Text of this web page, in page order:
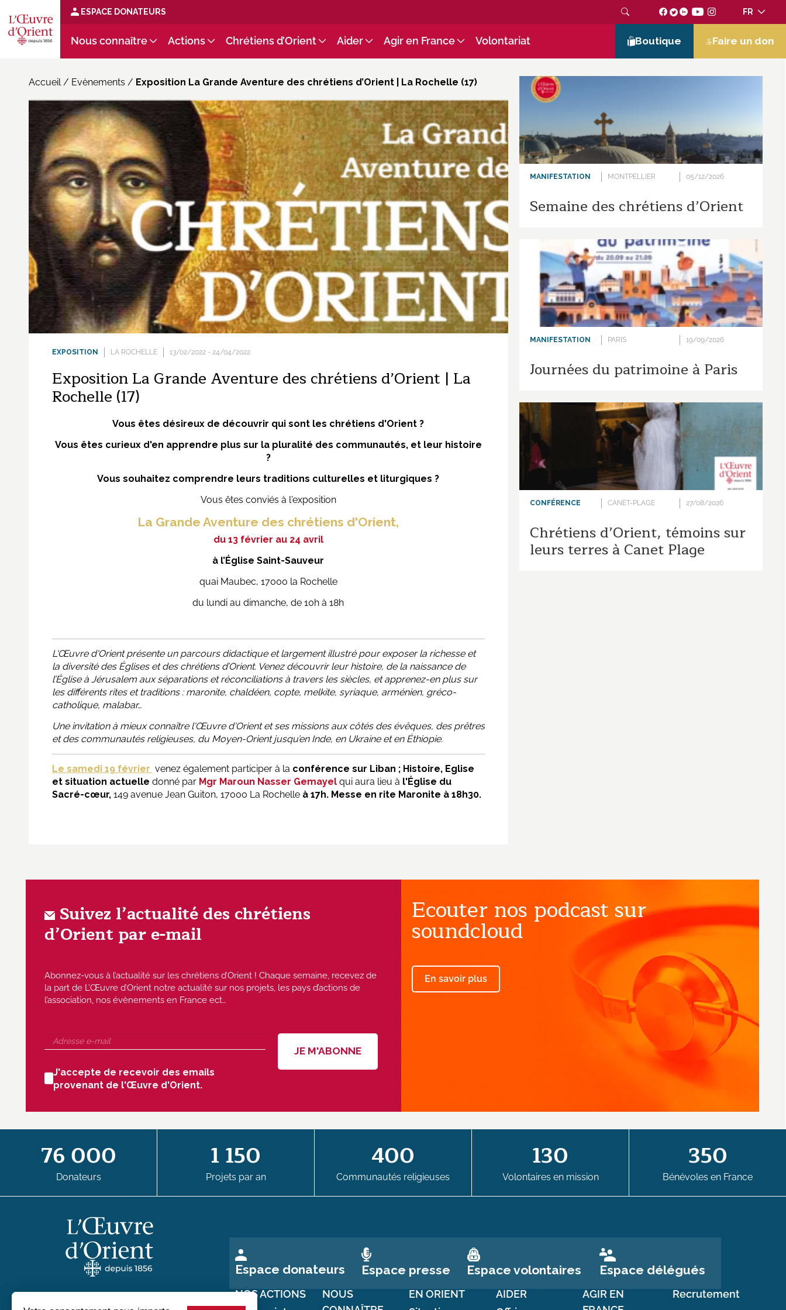
ESPACE DONATEURS FR
Nous connaître Actions Chrétiens d’Orient Aider Agir en France Volontariat Boutique Faire un don
Accueil/ Evènements / Exposition La Grande Aventure des chrétiens d’Orient | La Rochelle (17)
EXPOSITION LA ROCHELLE 13/02/2022 - 24/04/2022
Exposition La Grande Aventure des chrétiens d’Orient | La
Rochelle (17)
Vous êtes désireux de découvrir qui sont les chrétiens d'Orient ?
Vous êtes curieux d'en apprendre plus sur la pluralité des communautés, et leur histoire
?
Vous souhaitez comprendre leurs traditions culturelles et liturgiques ?
Vous êtes conviés à l'exposition
La Grande Aventure des chrétiens d'Orient,
du 13 février au 24 avril
à l’Église Saint-Sauveur
quai Maubec, 17000 la Rochelle
du lundi au dimanche, de 10h à 18h
L'Œuvre d'Orient présente un parcours didactique et largement illustré pour exposer la richesse et
la diversité des Églises et des chrétiens d’Orient. Venez découvrir leur histoire, de la naissance de
l’Église à Jérusalem aux séparations et réconciliations à travers les siècles, et apprenez-en plus sur
les différents rites et traditions : maronite, chaldéen, copte, melkite, syriaque, arménien, gréco-
catholique, malabar…
Une invitation à mieux connaître l'Œuvre d'Orient et ses missions aux côtés des évêques, des prêtres
et des communautés religieuses, du Moyen-Orient jusqu’en Inde, en Ukraine et en Éthiopie.
Le samedi 19 février venez également participer à la conférence sur Liban ; Histoire, Eglise
et situation actuelle donné par Mgr Maroun Nasser Gemayelqui aura lieu à l'Église du
Sacré-cœur,149 avenue Jean Guiton, 17000 La Rochelleà 17h. Messe en rite Maronite à 18h30.
MANIFESTATION MONTPELLIER 05/12/2026
Semaine des chrétiens d’Orient
MANIFESTATION PARIS 19/09/2026
Journées du patrimoine à Paris
CONFÉRENCE CANET-PLAGE 27/08/2026
Chrétiens d’Orient, témoins sur
leurs terres à Canet Plage
Suivez l’actualité des chrétiens
d’Orient par e-mail
Abonnez-vous à l’actualité sur les chrétiens d’Orient ! Chaque semaine, recevez de
la part de L’Œuvre d’Orient notre actualité sur nos projets, les pays d’actions de
l’association, nos évènements en France ect…
J'accepte de recevoir des emails
provenant de l'Œuvre d'Orient.
Ecouter nos podcast sur
soundcloud
En savoir plus
76 000
Donateurs
1 150
Projets par an
400
Communautés religieuses
130
Volontaires en mission
350
Bénévoles en France
Espace donateurs Espace presse Espace volontaires Espace délégués
NOS ACTIONS
NOUS
EN ORIENT
AIDER
AGIR EN
Recrutement